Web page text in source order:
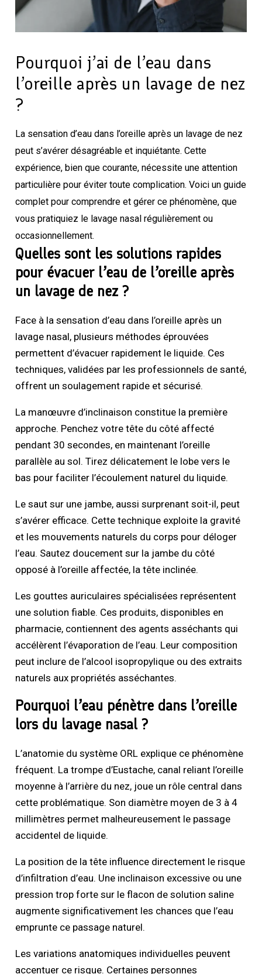
Pourquoi j’ai de l’eau dans
l’oreille après un lavage de nez
?
La sensation d’eau dans l’oreille après un lavage de nez
peut s’avérer désagréable et inquiétante. Cette
expérience, bien que courante, nécessite une attention
particulière pour éviter toute complication. Voici un guide
complet pour comprendre et gérer ce phénomène, que
vous pratiquiez le lavage nasal régulièrement ou
occasionnellement.
Quelles sont les solutions rapides
pour évacuer l’eau de l’oreille après
un lavage de nez ?
Face à la sensation d’eau dans l’oreille après un
lavage nasal, plusieurs méthodes éprouvées
permettent d’évacuer rapidement le liquide. Ces
techniques, validées par les professionnels de santé,
offrent un soulagement rapide et sécurisé.
La manœuvre d’inclinaison constitue la première
approche. Penchez votre tête du côté affecté
pendant 30 secondes, en maintenant l’oreille
parallèle au sol. Tirez délicatement le lobe vers le
bas pour faciliter l’écoulement naturel du liquide.
Le saut sur une jambe, aussi surprenant soit-il, peut
s’avérer efficace. Cette technique exploite la gravité
et les mouvements naturels du corps pour déloger
l’eau. Sautez doucement sur la jambe du côté
opposé à l’oreille affectée, la tête inclinée.
Les gouttes auriculaires spécialisées représentent
une solution fiable. Ces produits, disponibles en
pharmacie, contiennent des agents asséchants qui
accélèrent l’évaporation de l’eau. Leur composition
peut inclure de l’alcool isopropylique ou des extraits
naturels aux propriétés asséchantes.
Pourquoi l’eau pénètre dans l’oreille
lors du lavage nasal ?
L’anatomie du système ORL explique ce phénomène
fréquent. La trompe d’Eustache, canal reliant l’oreille
moyenne à l’arrière du nez, joue un rôle central dans
cette problématique. Son diamètre moyen de 3 à 4
millimètres permet malheureusement le passage
accidentel de liquide.
La position de la tête influence directement le risque
d’infiltration d’eau. Une inclinaison excessive ou une
pression trop forte sur le flacon de solution saline
augmente significativement les chances que l’eau
emprunte ce passage naturel.
Les variations anatomiques individuelles peuvent
accentuer ce risque. Certaines personnes